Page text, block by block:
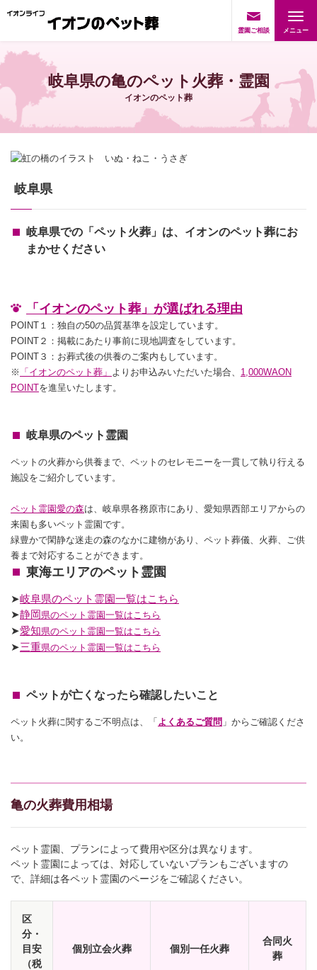
霊園ご相談
岐阜県の亀のペット火葬・霊園
イオンのペット葬
岐阜県
岐阜県での「ペット火葬」は、イオンのペット葬にお
まかせください
「イオンのペット葬」が選ばれる理由
POINT１：独自の50の品質基準を設定しています。
POINT２：掲載にあたり事前に現地調査をしています。
POINT３：お葬式後の供養のご案内もしています。
※ 「イオンのペット葬」 よりお申込みいただいた場合、 1,000WAON
POINTを進呈いたします。
岐阜県のペット霊園
ペットの火葬から供養まで、ペットのセレモニーを一貫して執り行える
施設をご紹介しています。
ペット霊園愛の森は、岐阜県各務原市にあり、愛知県西部エリアからの
来園も多いペット霊園です。
緑豊かで閑静な迷走の森のなかに建物があり、ペット葬儀、火葬、ご供
養まで対応することができます。
東海エリアのペット霊園
➤岐阜県のペット霊園一覧はこちら
➤静岡県のペット霊園一覧はこちら
➤愛知県のペット霊園一覧はこちら
➤三重県のペット霊園一覧はこちら
ペットが亡くなったら確認したいこと
ペット火葬に関するご不明点は、「 よくあるご質問 」からご確認くださ
い。
亀の火葬費用相場
ペット霊園、プランによって費用や区分は異なります。
ペット霊園によっては、対応していないプランもございますの
で、詳細は各ペット霊園のページをご確認ください。
区
分・
目安
（税
個別立会火葬 個別一任火葬
合同火
葬